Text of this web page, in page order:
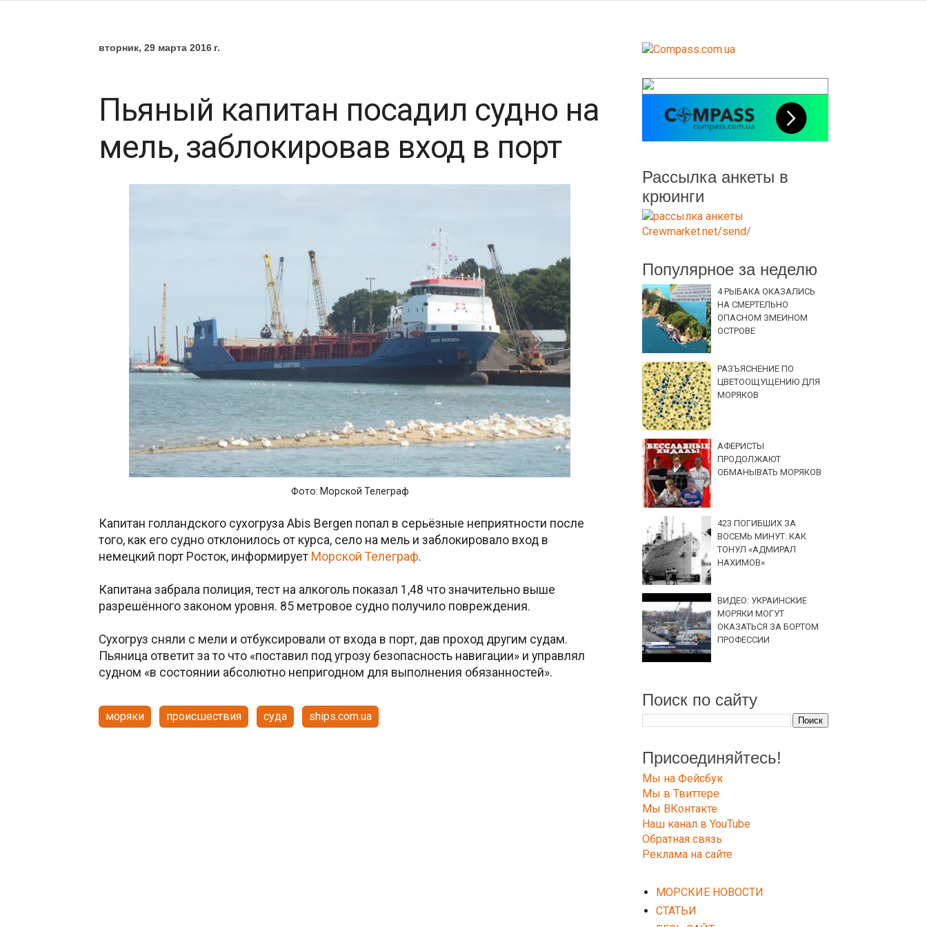
вторник, 29 марта 2016 г.
Пьяный капитан посадил судно на
мель, заблокировав вход в порт
Фото: Морской Телеграф
Капитан голландского сухогруза Abis Bergen попал в серьёзные неприятности после
того, как его судно отклонилось от курса, село на мель и заблокировало вход в
немецкий порт Росток, информирует Морской Телеграф.
Капитана забрала полиция, тест на алкоголь показал 1,48 что значительно выше
разрешённого законом уровня. 85 метровое судно получило повреждения.
Сухогруз сняли с мели и отбуксировали от входа в порт, дав проход другим судам.
Пьяница ответит за то что «поставил под угрозу безопасность навигации» и управлял
судном «в состоянии абсолютно непригодном для выполнения обязанностей».
моряки происшествия суда ships.com.ua
Рассылка анкеты в
крюинги
Популярное за неделю
4 РЫБАКА ОКАЗАЛИСЬ
НА СМЕРТЕЛЬНО
ОПАСНОМ ЗМЕИНОМ
ОСТРОВЕ
РАЗЪЯСНЕНИЕ ПО
ЦВЕТООЩУЩЕНИЮ ДЛЯ
МОРЯКОВ
АФЕРИСТЫ
ПРОДОЛЖАЮТ
ОБМАНЫВАТЬ МОРЯКОВ
423 ПОГИБШИХ ЗА
ВОСЕМЬ МИНУТ: КАК
ТОНУЛ «АДМИРАЛ
НАХИМОВ»
ВИДЕО: УКРАИНСКИЕ
МОРЯКИ МОГУТ
ОКАЗАТЬСЯ ЗА БОРТОМ
ПРОФЕССИИ
Поиск по сайту
Присоединяйтесь!
Мы на Фейсбук
Мы в Твиттере
Мы ВКонтакте
Наш канал в YouTube
Обратная связь
Реклама на сайте
МОРСКИЕ НОВОСТИ
СТАТЬИ